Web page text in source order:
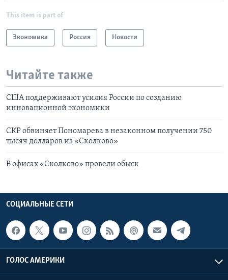
This item is part of
Экономика Россия Новости
Читайте также
США поддерживают усилия России по созданию
инновационной экономики
СКР обвиняет Пономарева в незаконном получении 750
тысяч долларов из «Сколково»
В офисах «Сколково» провели обыск
СОЦИАЛЬНЫЕ СЕТИ
ГОЛОС АМЕРИКИ